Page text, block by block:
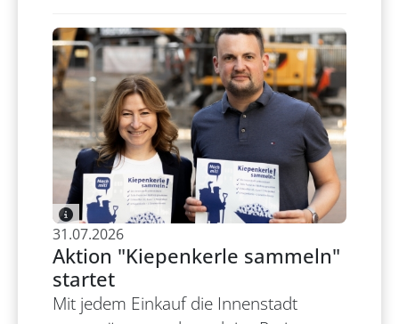
31.07.2026
Aktion "Kiepenkerle sammeln"
startet
Mit jedem Einkauf die Innenstadt